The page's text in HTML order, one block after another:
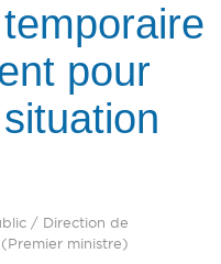
pour
/ Direction de
ministre)